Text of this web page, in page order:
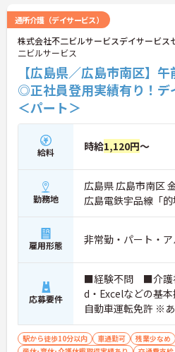
通所介護（デイサービス）
株式会社不二ビルサービスデイサービス
二ビルサービス
【広島県／広島市南区】
◎正社員登用実績有り！デ
＜パート＞
給料 時給1,120円～
勤務地
広島県 広島市南区
広島電鉄宇品線「
雇用形態 非常勤・パート・ア
応募要件
■経験不問 ■介護
d・Excelなどの基
自動車運転免許 ※
駅から徒歩10分以内 車通勤可 残業少なめ